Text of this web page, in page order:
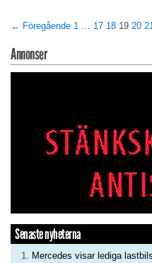
← Föregående 1 17 18 19 20 21
Annonser
Senaste nyheterna
Mercedes visar lediga